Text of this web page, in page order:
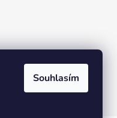
Souhlasím